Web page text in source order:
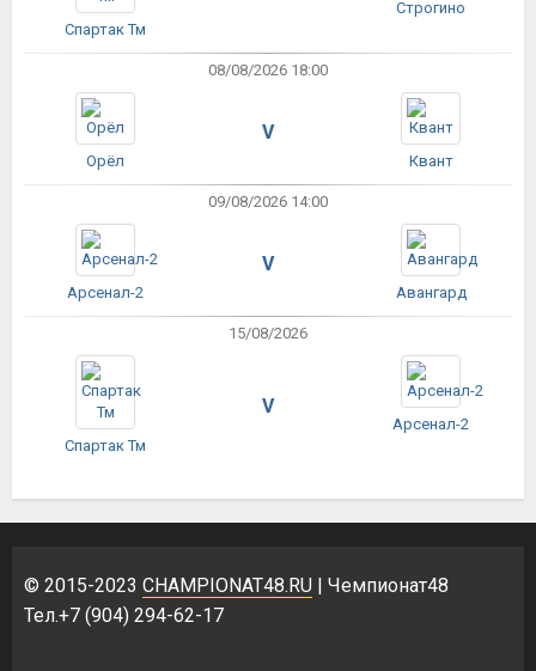
Спартак Тм
Строгино
08/08/2026 18:00
Орёл
V
Квант
09/08/2026 14:00
Арсенал-2
V
Авангард
15/08/2026
Спартак Тм
V
Арсенал-2
© 2015-2023 CHAMPIONAT48.RU | Чемпионат48
Тел.+7 (904) 294-62-17